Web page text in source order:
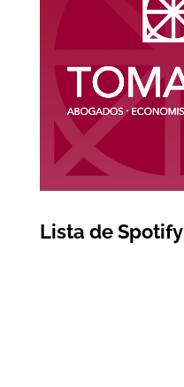
Lista de Spotify